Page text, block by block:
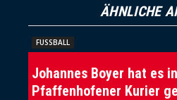
ÄHNLICHE
FUSSBALL
Johannes Boyer hat es
Pfaffenhofener Kurier